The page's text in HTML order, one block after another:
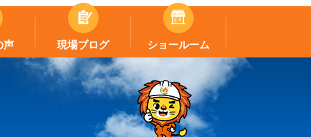
声 現場ブログ ショールーム